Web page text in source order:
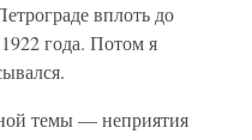
вплоть до
года. Потом я
темы — неприятия